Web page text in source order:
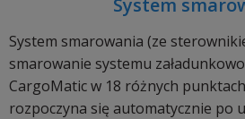
System
System smarowania (ze
smarowanie systemu
CargoMatic w 18 różnych
rozpoczyna się automatycznie po